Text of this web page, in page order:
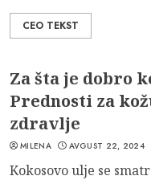
CEO TEKST
Za šta je dobro
Prednosti za
zdravlje
MILENA AVGUST 22, 2024
Kokosovo ulje se